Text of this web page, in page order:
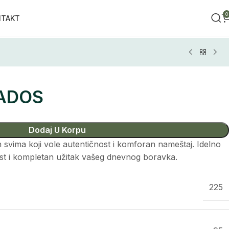
0
Dodaj U Korpu
svima koji vole autentičnost i komforan nameštaj. Idelno
i kompletan užitak vašeg dnevnog boravka.
225